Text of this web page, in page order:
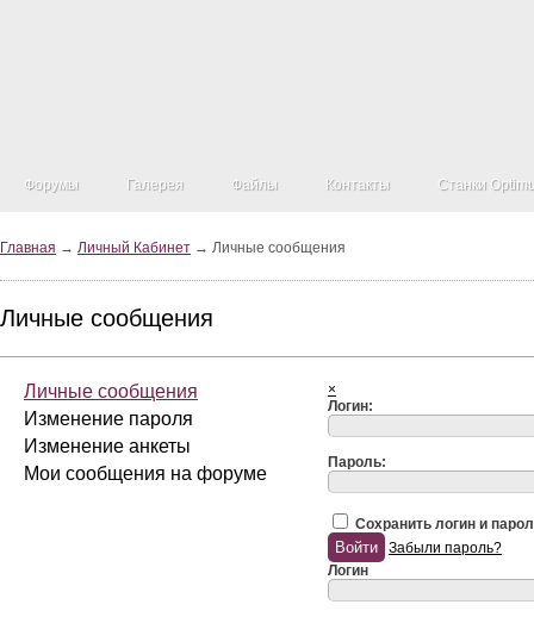
Форумы Галерея Файлы Контакты Станки
Главная → Личный Кабинет → Личные сообщения
Личные сообщения
Личные сообщения
Изменение пароля
Изменение анкеты
Мои сообщения на форуме
×
Логин:
Пароль:
Сохранить логин и
Забыли пароль?
Логин